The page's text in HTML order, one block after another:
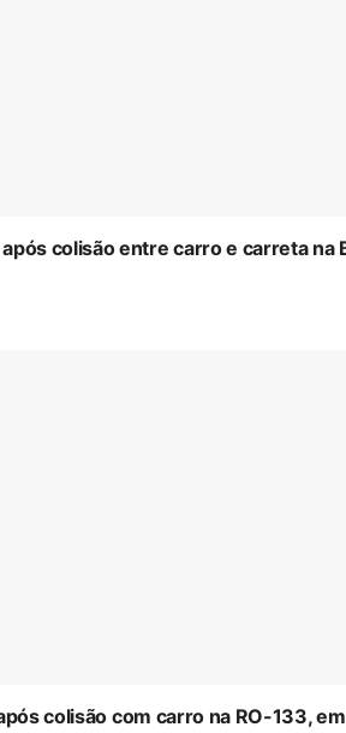
colisão entre carro e carreta na
colisão com carro na RO-133, em